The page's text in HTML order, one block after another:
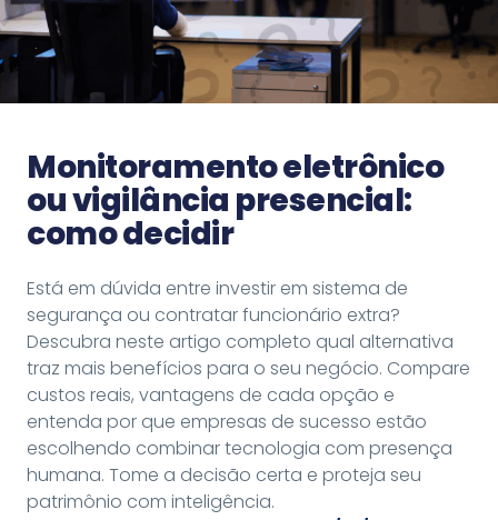
Monitoramento eletrônico
ou vigilância presencial:
como decidir
Está em dúvida entre investir em sistema de
segurança ou contratar funcionário extra?
Descubra neste artigo completo qual alternativa
traz mais benefícios para o seu negócio. Compare
custos reais, vantagens de cada opção e
entenda por que empresas de sucesso estão
escolhendo combinar tecnologia com presença
humana. Tome a decisão certa e proteja seu
patrimônio com inteligência.